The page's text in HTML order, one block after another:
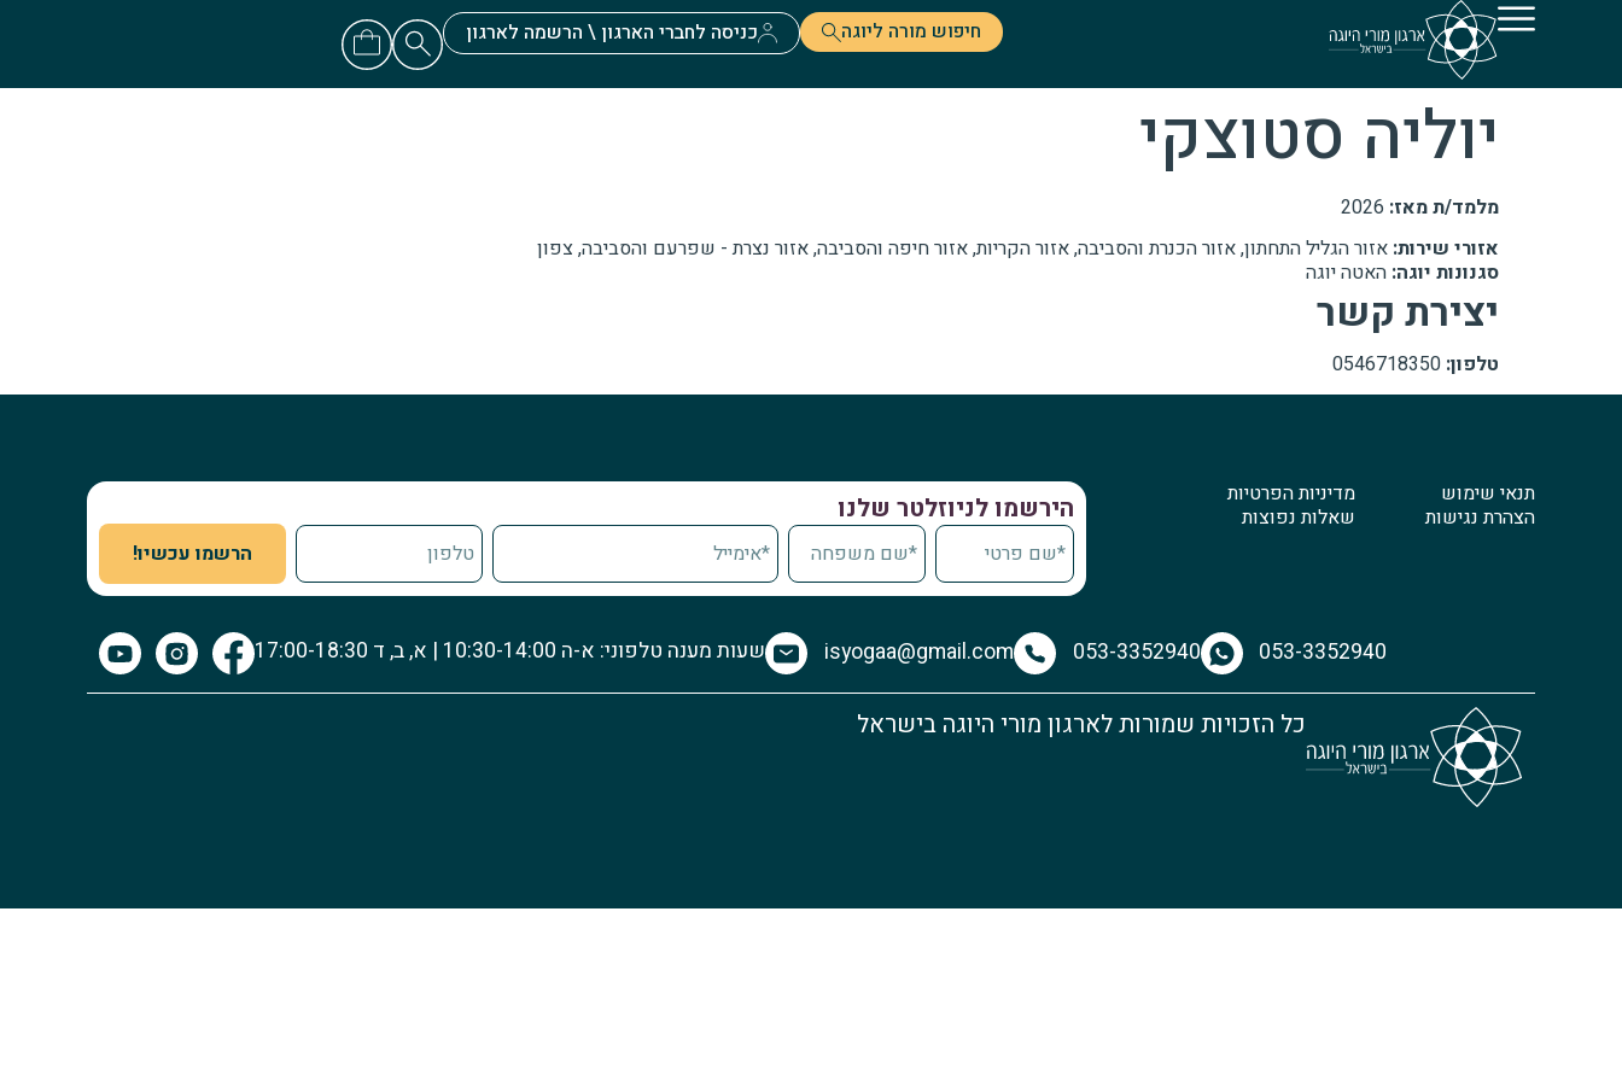
חיפוש מורה ליוגה כניסה לחברי הארגון \ הרשמה לארגון
יוליה סטוצקי
מלמד/ת מאז:
אזורי שירות: אזור הגליל התחתון, אזור הכנרת והסביבה, אזור הקריות, אזור חיפה והסביבה, אזור נצרת - שפרעם והסביבה, צפון
סגנונות יוגה: האטה יוגה
יצירת קשר
טלפון: 0546718350
הירשמו לניוזלטר שלנו
הרשמו עכשיו!
מדיניות הפרטיות
שאלות נפוצות
תנאי שימוש
הצהרת נגישות
שעות מענה טלפוני: א-ה 10:30-14:00 | א, ב, ד 17:00-18:30 isyogaa@gmail.com 053-3352940 053-3352940
כל הזכויות שמורות לארגון מורי היוגה בישראל